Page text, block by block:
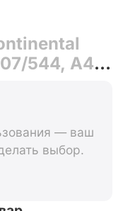
544, A40
— ваш
выбор.